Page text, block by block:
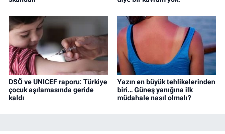
DSÖ ve UNICEF raporu: Türkiye
çocuk aşılamasında geride
kaldı
Yazın en büyük tehlikelerinden
biri… Güneş yanığına ilk
müdahale nasıl olmalı?